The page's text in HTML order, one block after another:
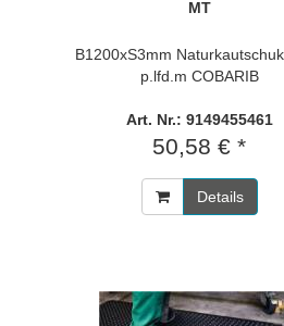
MT
B1200xS3mm
p.lfd.m COBARIB
Art. Nr.: 9149455461
50,58 € *
Details